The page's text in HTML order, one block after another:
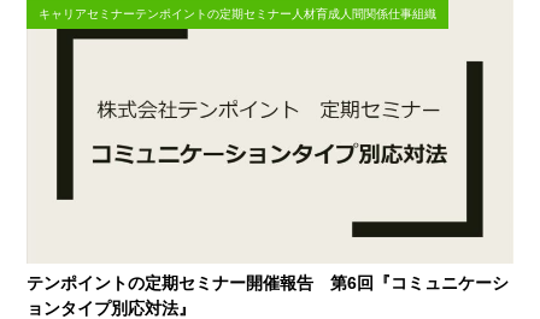
キャリアセミナーテンポイントの定期セミナー人材育成人間関係仕事組織
テンポイントの定期セミナー開催報告 第6回『コミュニケーシ
ョンタイプ別応対法』